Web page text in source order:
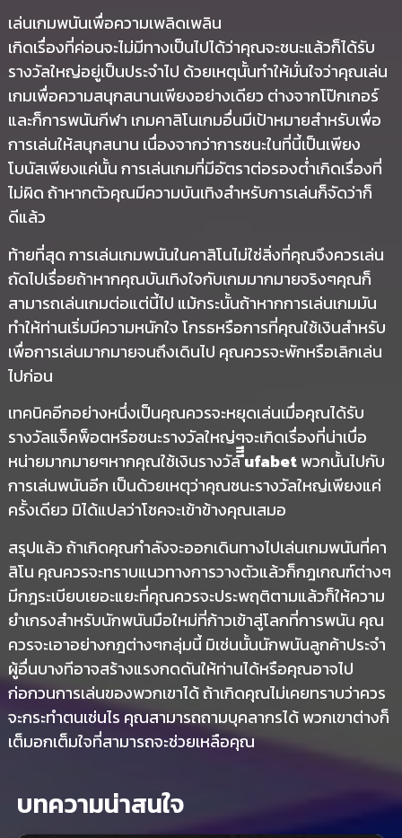
เล่นเกมพนันเพื่อความเพลิดเพลิน
เกิดเรื่องที่ค่อนจะไม่มีทางเป็นไปได้ว่าคุณจะชนะแล้วก็ได้รับ
รางวัลใหญ่อยู่เป็นประจำไป ด้วยเหตุนั้นทำให้มั่นใจว่าคุณเล่น
เกมเพื่อความสนุกสนานเพียงอย่างเดียว ต่างจากโป๊กเกอร์
และก็การพนันกีฬา เกมคาสิโนเกมอื่นมีเป้าหมายสำหรับเพื่อ
การเล่นให้สนุกสนาน เนื่องจากว่าการชนะในที่นี้เป็นเพียง
โบนัสเพียงแค่นั้น การเล่นเกมที่มีอัตราต่อรองต่ำเกิดเรื่องที่
ไม่ผิด ถ้าหากตัวคุณมีความบันเทิงสำหรับการเล่นก็จัดว่าก็
ดีแล้ว
ท้ายที่สุด การเล่นเกมพนันในคาสิโนไม่ใช่สิ่งที่คุณจึงควรเล่น
ถัดไปเรื่อยถ้าหากคุณบันเทิงใจกับเกมมากมายจริงๆคุณก็
สามารถเล่นเกมต่อแต่นี้ไป แม้กระนั้นถ้าหากการเล่นเกมมัน
ทำให้ท่านเริ่มมีความหนักใจ โกรธหรือการที่คุณใช้เงินสำหรับ
เพื่อการเล่นมากมายจนถึงเดินไป คุณควรจะพักหรือเลิกเล่น
ไปก่อน
เทคนิคอีกอย่างหนึ่งเป็นคุณควรจะหยุดเล่นเมื่อคุณได้รับ
รางวัลแจ็คพ็อตหรือชนะรางวัลใหญ่ๆจะเกิดเรื่องที่น่าเบื่อ
หน่ายมากมายๆหากคุณใช้เงินรางวัลีีีufabetพวกนั้นไปกับ
การเล่นพนันอีก เป็นด้วยเหตุว่าคุณชนะรางวัลใหญ่เพียงแค่
ครั้งเดียว มิได้แปลว่าโชคจะเข้าข้างคุณเสมอ
สรุปแล้ว ถ้าเกิดคุณกำลังจะออกเดินทางไปเล่นเกมพนันที่คา
สิโน คุณควรจะทราบแนวทางการวางตัวแล้วก็กฎเกณฑ์ต่างๆ
มีกฎระเบียบเยอะแยะที่คุณควรจะประพฤติตามแล้วก็ให้ความ
ยำเกรงสำหรับนักพนันมือใหม่ที่ก้าวเข้าสู่โลกที่การพนัน คุณ
ควรจะเอาอย่างกฎต่างๆกลุ่มนี้ มิเช่นนั้นนักพนันลูกค้าประจำ
ผู้อื่นบางทีอาจสร้างแรงกดดันให้ท่านได้หรือคุณอาจไป
ก่อกวนการเล่นของพวกเขาได้ ถ้าเกิดคุณไม่เคยทราบว่าควร
จะกระทำตนเช่นไร คุณสามารถถามบุคลากรได้ พวกเขาต่างก็
เต็มอกเต็มใจที่สามารถจะช่วยเหลือคุณ
บทความน่าสนใจ